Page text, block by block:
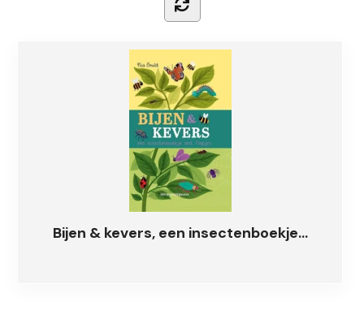
Bijen & kevers, een insectenboekje...